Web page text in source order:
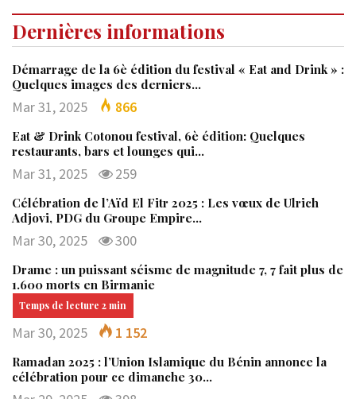
Dernières informations
Démarrage de la 6è édition du festival « Eat and Drink » :
Quelques images des derniers…
Mar 31, 2025 866
Eat & Drink Cotonou festival, 6è édition: Quelques
restaurants, bars et lounges qui…
Mar 31, 2025 259
Célébration de l’Aïd El Fitr 2025 : Les vœux de Ulrich
Adjovi, PDG du Groupe Empire…
Mar 30, 2025 300
Drame : un puissant séisme de magnitude 7, 7 fait plus de
1.600 morts en Birmanie
Mar 30, 2025 1 152
Ramadan 2025 : l’Union Islamique du Bénin annonce la
célébration pour ce dimanche 30…